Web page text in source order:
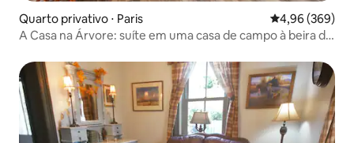
Quarto privativo ⋅ Paris 4,96 de uma
4,96 (369)
A Casa na Árvore: suíte em uma casa de campo à beira do